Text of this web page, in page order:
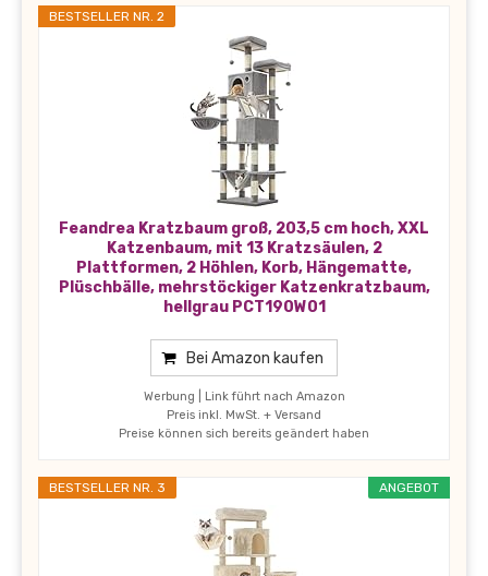
BESTSELLER NR. 2
Feandrea Kratzbaum groß, 203,5 cm hoch, XXL
Katzenbaum, mit 13 Kratzsäulen, 2
Plattformen, 2 Höhlen, Korb, Hängematte,
Plüschbälle, mehrstöckiger Katzenkratzbaum,
hellgrau PCT190W01
Bei Amazon kaufen
Werbung | Link führt nach Amazon
Preis inkl. MwSt. + Versand
Preise können sich bereits geändert haben
ANGEBOT
BESTSELLER NR. 3